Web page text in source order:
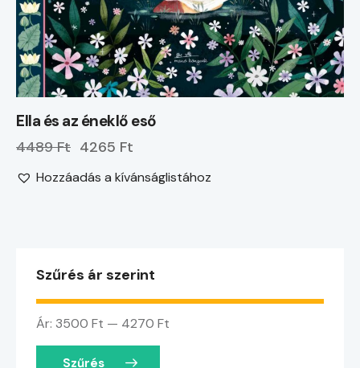
Ella és az éneklő eső
4489 Ft 4265 Ft
Hozzáadás a kívánságlistához
Szűrés ár szerint
Szűrés
Ár: 3500 Ft — 4270 Ft